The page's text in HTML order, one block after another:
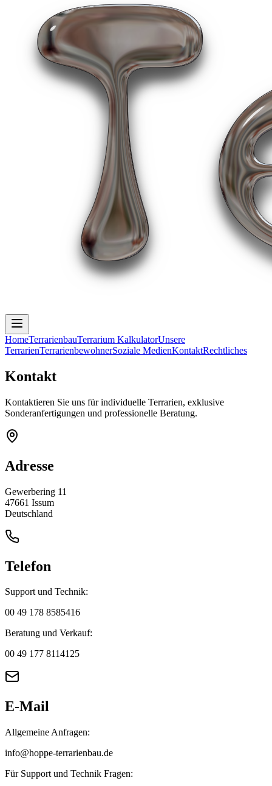
HomeTerrarienbauTerrarium KalkulatorUnsere
TerrarienTerrarienbewohnerSoziale MedienKontaktRechtliches
Kontakt
Kontaktieren Sie uns für individuelle Terrarien, exklusive
Sonderanfertigungen und professionelle Beratung.
Adresse
Gewerbering 11
47661 Issum
Deutschland
Telefon
Support und Technik:
00 49 178 8585416
Beratung und Verkauf:
00 49 177 8114125
E-Mail
Allgemeine Anfragen:
info@hoppe-terrarienbau.de
Für Support und Technik Fragen: